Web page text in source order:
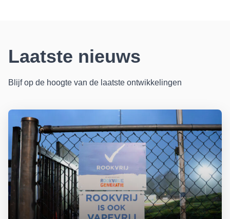
Laatste nieuws
Blijf op de hoogte van de laatste ontwikkelingen